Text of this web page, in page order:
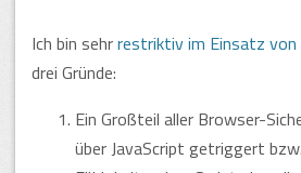
Ich bin sehrrestriktiv im Einsatz von
drei Gründe:
Ein Großteil aller Browser-
über JavaScript getriggert